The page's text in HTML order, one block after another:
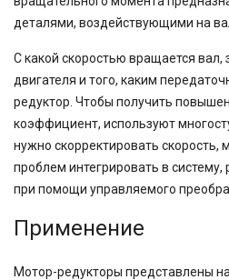
деталями, воздействующими на
С какой скоростью вращается вал,
двигателя и того, каким
редуктор. Чтобы получить
коэффициент, используют
нужно скорректировать скорость,
проблем интегрировать в
при помощи управляемого
Применение
Мотор-редукторы представлены